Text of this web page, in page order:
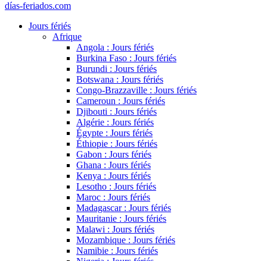
días-feriados.com
Jours fériés
Afrique
Angola : Jours fériés
Burkina Faso : Jours fériés
Burundi : Jours fériés
Botswana : Jours fériés
Congo-Brazzaville : Jours fériés
Cameroun : Jours fériés
Djibouti : Jours fériés
Algérie : Jours fériés
Égypte : Jours fériés
Éthiopie : Jours fériés
Gabon : Jours fériés
Ghana : Jours fériés
Kenya : Jours fériés
Lesotho : Jours fériés
Maroc : Jours fériés
Madagascar : Jours fériés
Mauritanie : Jours fériés
Malawi : Jours fériés
Mozambique : Jours fériés
Namibie : Jours fériés